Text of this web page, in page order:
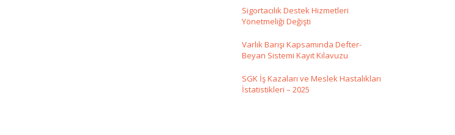
Sigortacılık Destek Hizmetleri
Yönetmeliği Değişti
Varlık Barışı Kapsamında Defter-
Beyan Sistemi Kayıt Kılavuzu
SGK İş Kazaları ve Meslek Hastalıkları
İstatistikleri – 2025